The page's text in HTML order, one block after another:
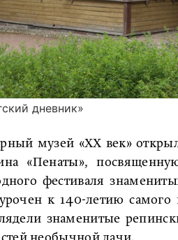
дневник»
музей «ХХ век»
«Пенаты»,
фестиваля
к 140-летию самого
знаменитые